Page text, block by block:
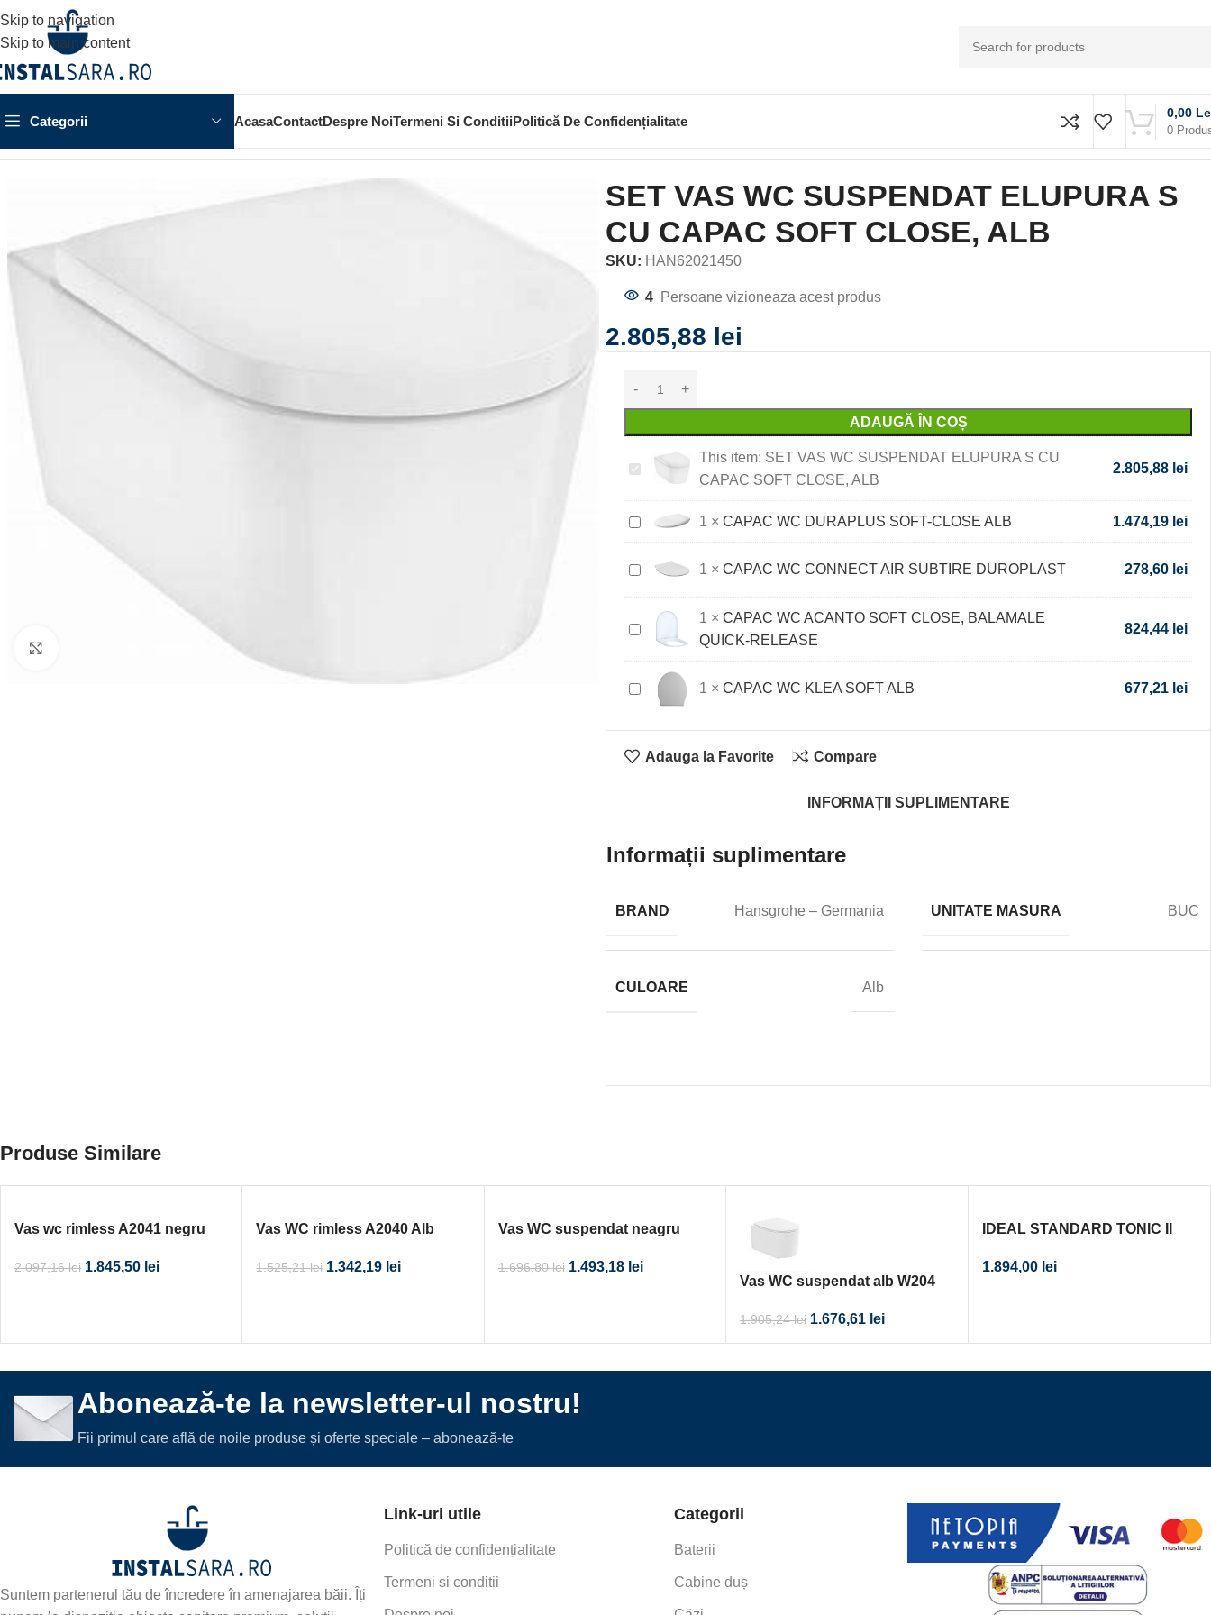
Skip to navigation
Skip to main content
Categorii AcasaContactDespre NoiTermeni Si ConditiiPolitică De Confidențialitate
0
0,00
SET VAS WC SUSPENDAT ELUPURA S
CU CAPAC SOFT CLOSE, ALB
SKU: HAN62021450
4 Persoane vizioneaza acest produs
2.805,88 lei
ADAUGĂ ÎN COȘ
SET
WC
ELUPURA
S
CAPAC
SOFT
CLOSE,
ALB
This item: SET VAS WC SUSPENDAT ELUPURA S CU
CAPAC SOFT CLOSE, ALB
2.805,88 lei
CAPAC
WC
DURAPLUS
CLOSE
ALB
1 × CAPAC WC DURAPLUS SOFT-CLOSE ALB 1.474,19 lei
CAPAC
CONNECT
AIR
SUBTIRE
DUROPLAST
1 × CAPAC WC CONNECT AIR SUBTIRE DUROPLAST 278,60 lei
CAPAC
ACANTO
SOFT
CLOSE,
QUICK-
1 × CAPAC WC ACANTO SOFT CLOSE, BALAMALE
QUICK-RELEASE
824,44 lei
CAPAC
KLEA
SOFT
1 × CAPAC WC KLEA SOFT ALB 677,21 lei
Adauga la Favorite Compare
INFORMAȚII SUPLIMENTARE
Informații suplimentare
BRAND Hansgrohe – Germania UNITATE MASURA BUC
CULOARE Alb
Produse Similare
Vas wc rimless A2041 negru
2.097,16lei 1.845,50 lei
Vas WC rimless A2040 Alb
1.525,21lei 1.342,19 lei
Vas WC suspendat neagru
1.696,80lei 1.493,18 lei
Vas WC suspendat alb W204
1.905,24lei 1.676,61 lei
IDEAL STANDARD TONIC II
SUSPENDAT CU CAPAC
1.894,00 lei
Abonează-te la newsletter-ul nostru!
Fii primul care află de noile produse și oferte speciale – abonează-te
Suntem partenerul tău de încredere în amenajarea băii. Îți
Link-uri utile
Politică de confidențialitate
Termeni si conditii
Categorii
Baterii
Cabine duș